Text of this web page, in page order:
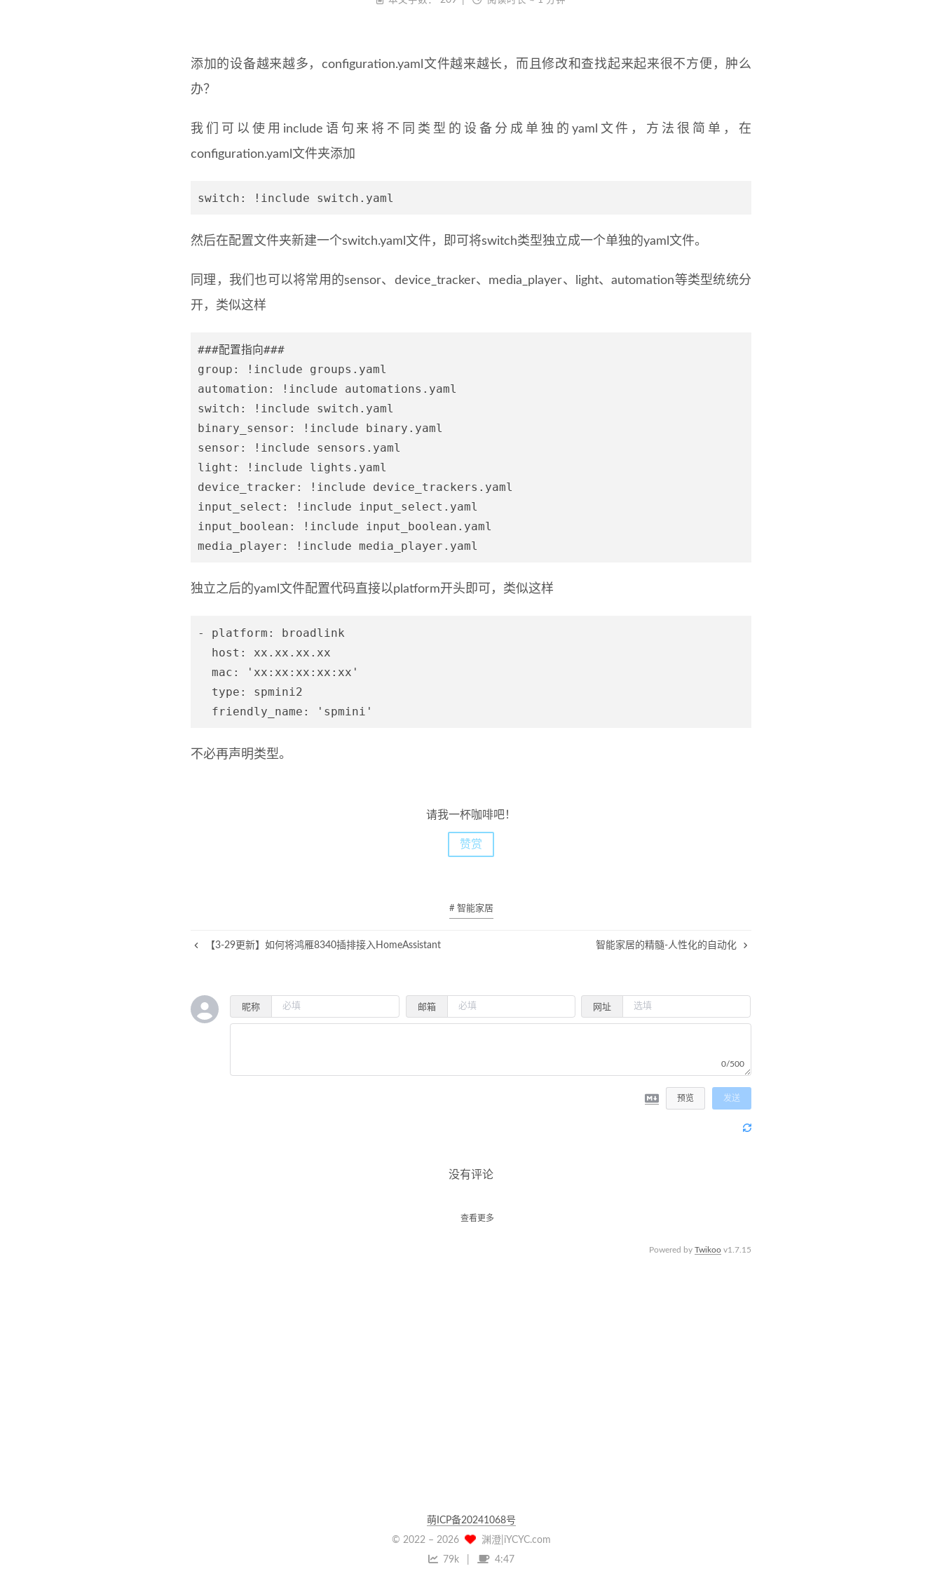
添加的设备越来越多，configuration.yaml文件越来越长，而且修改和查找起来起来很不方便，肿么
办？
我们可以使用include语句来将不同类型的设备分成单独的yaml文件，方法很简单，在
configuration.yaml文件夹添加
然后在配置文件夹新建一个switch.yaml文件，即可将switch类型独立成一个单独的yaml文件。
同理，我们也可以将常用的sensor、device_tracker、media_player、light、automation等类型统统分
开，类似这样
###配置指向###
group: !include groups.yaml
automation: !include automations.yaml
switch: !include switch.yaml
binary_sensor: !include binary.yaml
sensor: !include sensors.yaml
light: !include lights.yaml
device_tracker: !include device_trackers.yaml
input_select: !include input_select.yaml
input_boolean: !include input_boolean.yaml
独立之后的yaml文件配置代码直接以platform开头即可，类似这样
- platform: broadlink
  host: xx.xx.xx.xx
  mac: 'xx:xx:xx:xx:xx'
  type: spmini2
不必再声明类型。
请我一杯咖啡吧！
赞赏
# 智能家居
【3-29更新】如何将鸿雁8340插排接入HomeAssistant 智能家居的精髓-人性化的自动化
昵称 邮箱 网址
0/500
预览 发送
没有评论
查看更多
Powered by Twikoo v1.7.15
萌ICP备20241068号
© 2022 – 2026
渊澄|iYCYC.com
79k
4:47